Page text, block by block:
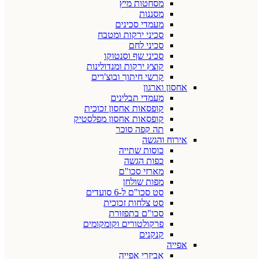
מסחטות מיץ
מסננות
מעמדי סכינים
סכיני ירקות ומטבח
סכיני לחם
סכיני שף וסנטוקו
קוצץ ירקות ומנדולינות
קרשי חיתוך ובוצ'רים
אחסון וארגון
מעמדי תבלינים
קופסאות אחסון זכוכית
קופסאות אחסון מפלסטיק
תה קפה סוכר
אירוח והגשה
כוסות שתייה
כפות הגשה
מארזי סכו"ם
מפות שולחן
סט סכו"ם ל-6 סועדים
סט צלחות זכוכית
סכו"ם בתפזורת
פרקולטורים וקומקומים
קנקנים
אפייה
אביזרי אפייה